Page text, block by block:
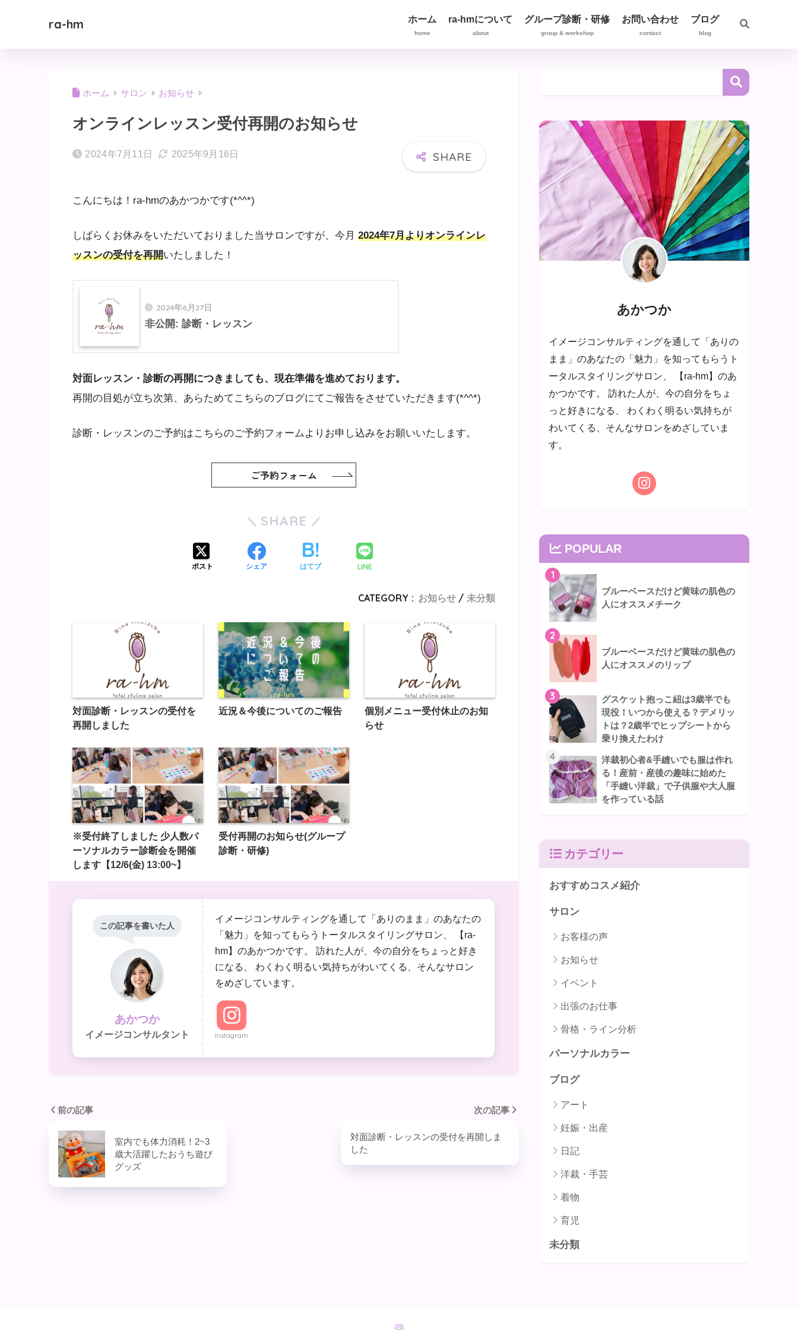
ra-hm ホーム
home
ra-hmについて
about
グループ診断・研修
group & workshop
お問い合わせ
contact
ブログ
blog
ホーム サロン お知らせ
オンラインレッスン受付再開のお知らせ
2024年7月11日 2025年9月16日
こんにちは！ra-hmのあかつかです(*^^*)
しばらくお休みをいただいておりました当サロンですが、今月 2024年7月よりオンラインレ
ッスンの受付を再開いたしました！
2024年6月27日
非公開: 診断・レッスン
対面レッスン・診断の再開につきましても、現在準備を進めております。
再開の目処が立ち次第、あらためてこちらのブログにてご報告をさせていただきます(*^^*)
診断・レッスンのご予約はこちらのご予約フォームよりお申し込みをお願いいたします。
ご予約フォーム
SHARE
ポスト シェア はてブ LINE
CATEGORY : お知らせ 未分類
対面診断・レッスンの受付を
再開しました
近況＆今後についてのご報告
個別メニュー受付休止のお知
らせ
※受付終了しました 少人数パ
ーソナルカラー診断会を開催
します【12/6(金) 13:00~】
受付再開のお知らせ(グループ
診断・研修)
この記事を書いた人
あかつか
イメージコンサルタント
イメージコンサルティングを通して「ありのまま」のあなたの
「魅力」を知ってもらうトータルスタイリングサロン、 【ra-
hm】のあかつかです。 訪れた人が、今の自分をちょっと好き
になる、 わくわく明るい気持ちがわいてくる、そんなサロン
をめざしています。
Instagram
前の記事
室内でも体力消耗！2~3
歳大活躍したおうち遊び
グッズ
次の記事
対面診断・レッスンの受付を再開しま
した
あかつか
イメージコンサルティングを通して「ありの
まま」のあなたの「魅力」を知ってもらうト
ータルスタイリングサロン、 【ra-hm】のあ
かつかです。 訪れた人が、今の自分をちょ
っと好きになる、 わくわく明るい気持ちが
わいてくる、そんなサロンをめざしていま
す。
POPULAR
1
ブルーベースだけど黄味の肌色の
人にオススメチーク
2
ブルーベースだけど黄味の肌色の
人にオススメのリップ
3
グスケット抱っこ紐は3歳半でも
現役！いつから使える？デメリッ
トは？2歳半でヒップシートから
乗り換えたわけ
4
洋裁初心者&手縫いでも服は作れ
る！産前・産後の趣味に始めた
「手縫い洋裁」で子供服や大人服
を作っている話
カテゴリー
おすすめコスメ紹介
サロン
お客様の声
お知らせ
イベント
出張のお仕事
骨格・ライン分析
パーソナルカラー
ブログ
アート
妊娠・出産
日記
洋裁・手芸
着物
育児
未分類